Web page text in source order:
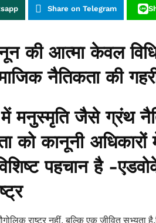
Share on Telegram
की आत्मा केवल
नैतिकता की
में मनुस्मृति जैसे ग्रंथ
कानूनी अधिकारों
पहचान है -
राष्ट्र नहीं, बल्कि एक जीवित सभ्यता